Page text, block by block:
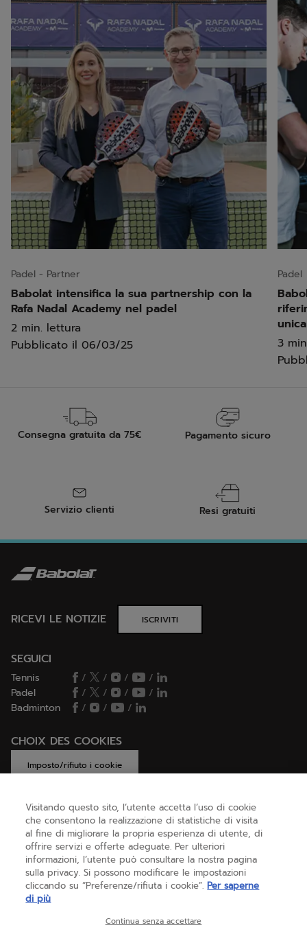
Padel Partner
Babolat intensifica la sua partnership con la
Rafa Nadal Academy nel padel
2 min. lettura
Pubblicato il 06/03/25
Padel
3
Consegna gratuita da 75€ Pagamento sicuro
Servizio clienti Resi gratuiti
RICEVI LE NOTIZIE ISCRIVITI
SEGUICI
Tennis / / /
/
Padel
/ / /
/
Badminton
/ / /
CHOIX DES COOKIES
Imposto/rifiuto i cookie
AIUTO
CHI SIAMO
Visitando questo sito, l’utente accetta l’uso di cookie
che consentono la realizzazione di statistiche di visita
al fine di migliorare la propria esperienza di utente, di
offrire servizi e offerte adeguate. Per ulteriori
informazioni, l’utente può consultare la nostra pagina
sulla privacy. Si possono modificare le impostazioni
cliccando su “Preferenze/rifiuta i cookie”. Per saperne
di più
Continua senza accettare